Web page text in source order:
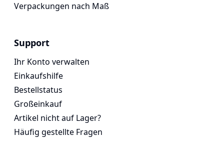
Verpackungen nach Maß
Support
Ihr Konto verwalten
Einkaufshilfe
Bestellstatus
Großeinkauf
Artikel nicht auf Lager?
Häufig gestellte Fragen